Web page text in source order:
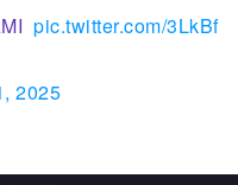
pic.twitter.com/3LkBf
2025